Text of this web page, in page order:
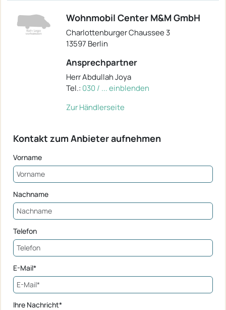
Wohnmobil Center M&M GmbH
Charlottenburger Chaussee 3
13597 Berlin
Ansprechpartner
Herr Abdullah Joya
Tel.: 030 / ... einblenden
Zur Händlerseite
Kontakt zum Anbieter aufnehmen
Vorname
Nachname
Telefon
E-Mail*
Ihre Nachricht*